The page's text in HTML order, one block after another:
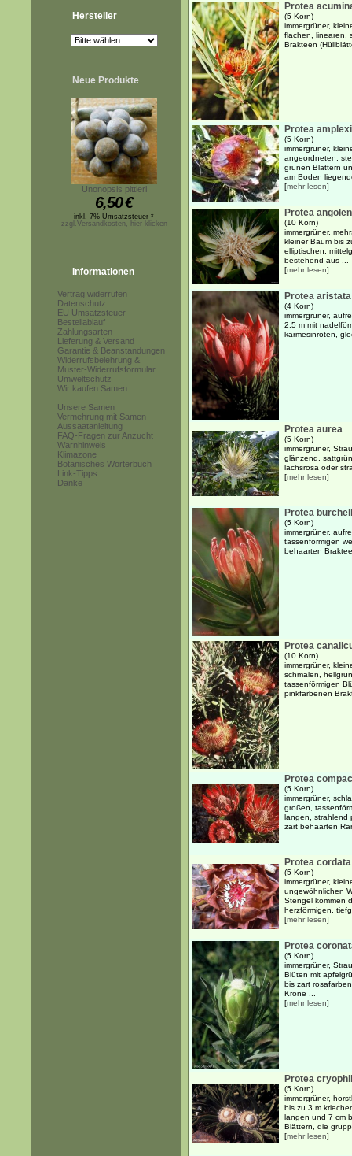
Hersteller
Neue Produkte
Unonopsis pittieri
6,50€
inkl. 7% Umsatzsteuer *
zzgl.Versandkosten, hier klicken
Informationen
Vertrag widerrufen
Datenschutz
EU Umsatzsteuer
Bestellablauf
Zahlungsarten
Lieferung & Versand
Garantie & Beanstandungen
Widerrufsbelehrung &
Muster-Widerrufsformular
Umweltschutz
Wir kaufen Samen
------------------------
Unsere Samen
Vermehrung mit Samen
Aussaatanleitung
FAQ-Fragen zur Anzucht
Warnhinweis
Klimazone
Botanisches Wörterbuch
Link-Tipps
Danke
Protea
(5 Korn)
immergrüner,
flachen, linearen,
Brakteen
Protea
(5 Korn)
immergrüner,
angeordneten,
grünen Blättern
am Boden
[mehr lesen]
Protea
(10 Korn)
immergrüner,
kleiner Baum bis
elliptischen,
bestehend aus ...
[mehr lesen]
Protea aristata
(4 Korn)
immergrüner,
2,5 m mit
karmesinroten,
Protea aurea
(5 Korn)
immergrüner,
glänzend,
lachsrosa oder
[mehr lesen]
Protea
(5 Korn)
immergrüner,
tassenförmigen
behaarten
Protea
(10 Korn)
immergrüner,
schmalen,
tassenförmigen
pinkfarbenen
Protea
(5 Korn)
immergrüner,
großen,
langen, strahlend
zart behaarten
Protea cordata
(5 Korn)
immergrüner,
ungewöhnlichen
Stengel kommen
herzförmigen,
[mehr lesen]
Protea
(5 Korn)
immergrüner,
Blüten mit
bis zart
Krone ...
[mehr lesen]
Protea
(5 Korn)
immergrüner,
bis zu 3 m
langen und 7 cm
Blättern, die
[mehr lesen]